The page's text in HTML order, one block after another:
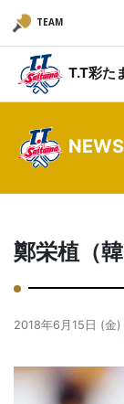
TEAM
T.T彩た
NEWS
鄭栄植（
2018年6月15日 (金)